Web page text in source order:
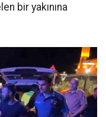
bir yakınına